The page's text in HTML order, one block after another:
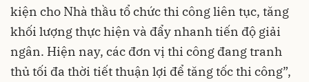
kiện cho Nhà thầu tổ chức thi công liên tục, tăng
khối lượng thực hiện và đẩy nhanh tiến độ giải
ngân. Hiện nay, các đơn vị thi công đang tranh
thủ tối đa thời tiết thuận lợi để tăng tốc thi công”,